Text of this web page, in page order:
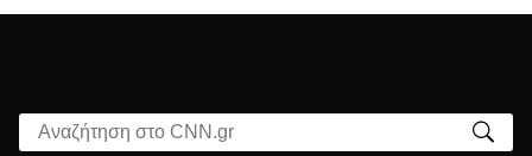
Αναζήτηση στο CNN.gr